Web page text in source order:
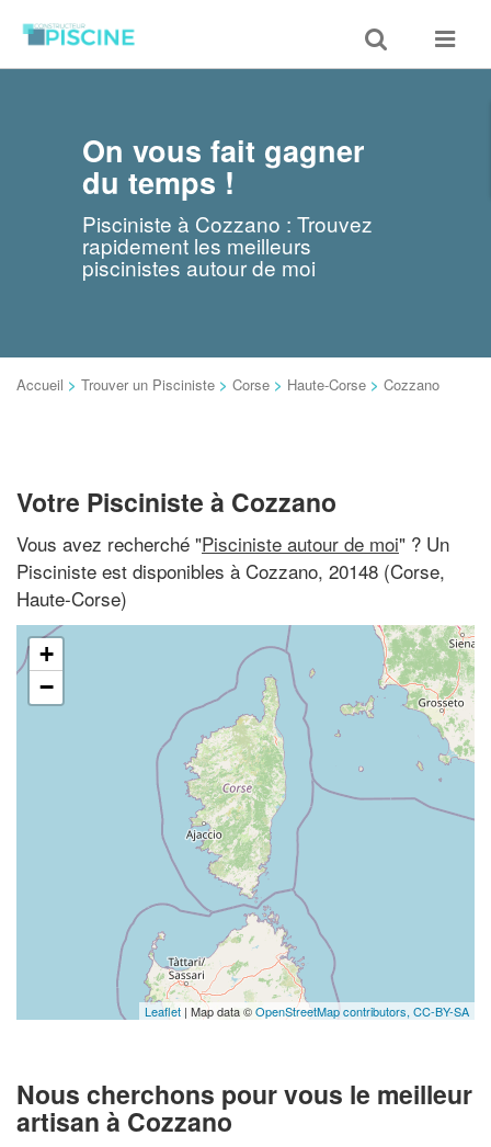
Toggle
search
Toggle
On vous fait gagner
du temps !
Pisciniste à Cozzano : Trouvez
rapidement les meilleurs
piscinistes autour de moi
Accueil > Trouver un Pisciniste > Corse > Haute-Corse > Cozzano
Votre Pisciniste à Cozzano
Vous avez recherché "Pisciniste autour de moi" ? Un
Pisciniste est disponibles à Cozzano, 20148 (Corse,
Haute-Corse)
+
−
Leaflet | Map data ©OpenStreetMap contributors, CC-BY-SA
Nous cherchons pour vous le meilleur
artisan à Cozzano